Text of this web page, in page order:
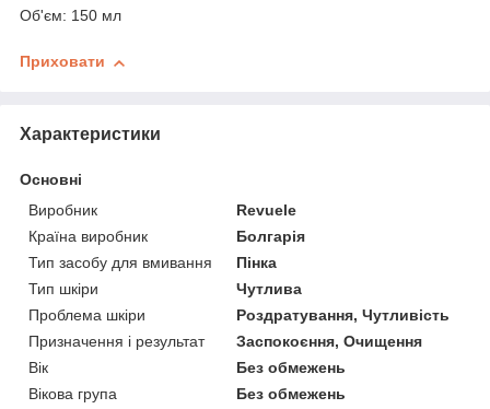
Об'єм: 150 мл
Приховати
Характеристики
Основні
Виробник
Revuele
Країна виробник
Болгарія
Тип засобу для вмивання
Пінка
Тип шкіри
Чутлива
Проблема шкіри
Роздратування, Чутливість
Призначення і результат
Заспокоєння, Очищення
Вік
Без обмежень
Вікова група
Без обмежень